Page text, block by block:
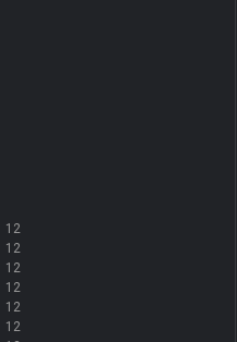
12
12
12
12
12
12